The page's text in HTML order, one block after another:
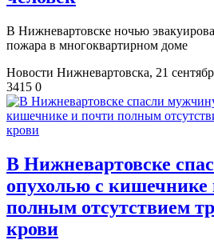
В Нижневартовске ночью
пожара в многоквартирном доме
Новости Нижневартовска, 21
3415 0
В Нижневартовске
опухолью с кишечнике
полным отсутствием
крови